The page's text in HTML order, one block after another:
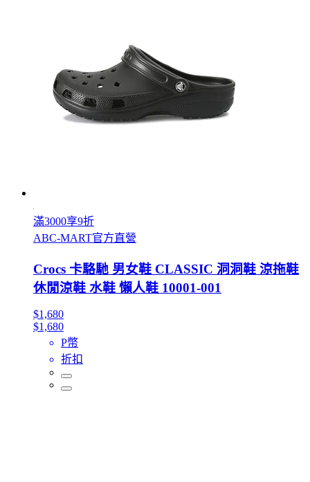
滿3000享9折
ABC-MART官方直營
Crocs 卡駱馳 男女鞋 CLASSIC 洞洞鞋 涼拖鞋
休閒涼鞋 水鞋 懶人鞋 10001-001
$1,680
$1,680
P幣
折扣